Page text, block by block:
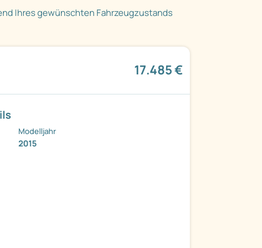
Ihres gewünschten Fahrzeugzustands
17.485 €
Modelljahr
2015